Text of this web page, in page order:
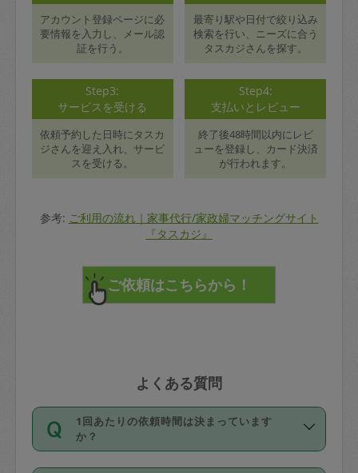
アカウント登録ページに必
要情報を入力し、メール認
証を行う。
最寄り駅や日付で絞り込み
検索を行い、ニーズに合う
タスカジさんを探す。
Step3:
サービスを受ける
依頼予約した日時にタスカ
ジさんを迎え入れ、サービ
スを受ける。
Step4:
支払いとレビュー
終了後48時間以内にレビ
ューを登録し、カード決済
が行われます。
参考: ご利用の流れ｜家事代行/家政婦マッチングサイト
『タスカジ』
よくある質問
1回あたりの依頼時間は決まっています
か？